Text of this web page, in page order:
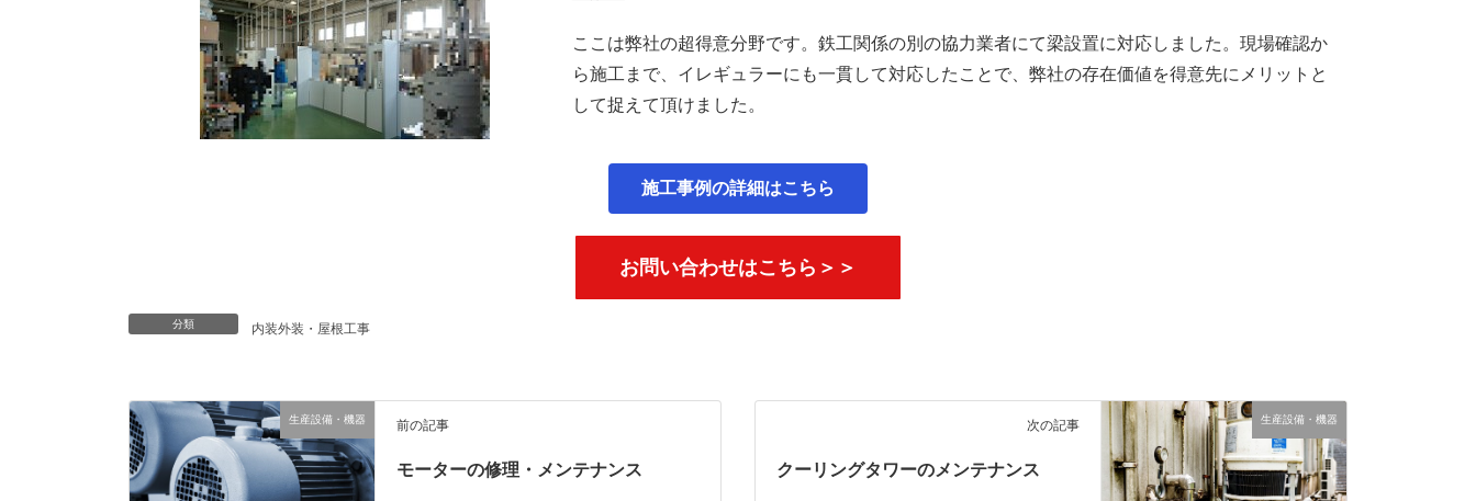
ここは弊社の超得意分野です。鉄工関係の別の協力業者にて梁設置に対応しました。現場確認か
ら施工まで、イレギュラーにも一貫して対応したことで、弊社の存在価値を得意先にメリットと
して捉えて頂けました。
施工事例の詳細はこちら
お問い合わせはこちら＞＞
分類 内装外装・屋根工事
生産設備・機器 前の記事
モーターの修理・メンテナンス
生産設備・機器
次の記事
クーリングタワーのメンテナンス